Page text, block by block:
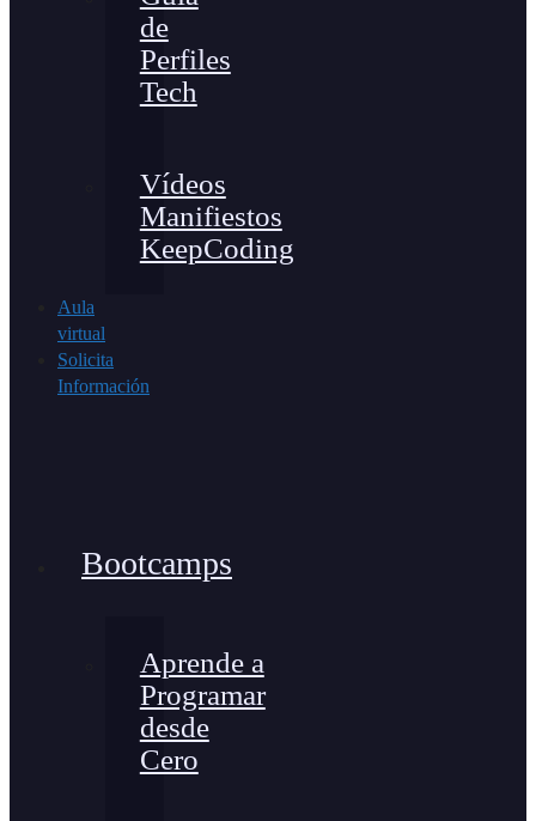
de
Perfiles
Tech
Vídeos
Manifiestos
KeepCoding
Aula
virtual
Solicita
Información
Bootcamps
Aprende a
Programar
desde
Cero